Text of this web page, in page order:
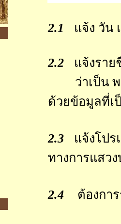
2.1 แจ้ง วัน
2.2 แจ้งราย
ว่าเป็น พร
ด้วยข้อมูลที่เ
2.3 แจ้งโปร
ทางการแสว
2.4 ต้องการ